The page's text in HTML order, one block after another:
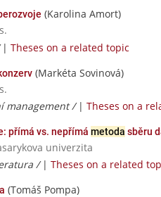
(Karolina Amort)
| Theses on a related topic
(Markéta Sovinová)
management / | Theses on a
přímá vs. nepřímá metoda sběru
univerzita
/ | Theses on a related
(Tomáš Pompa)